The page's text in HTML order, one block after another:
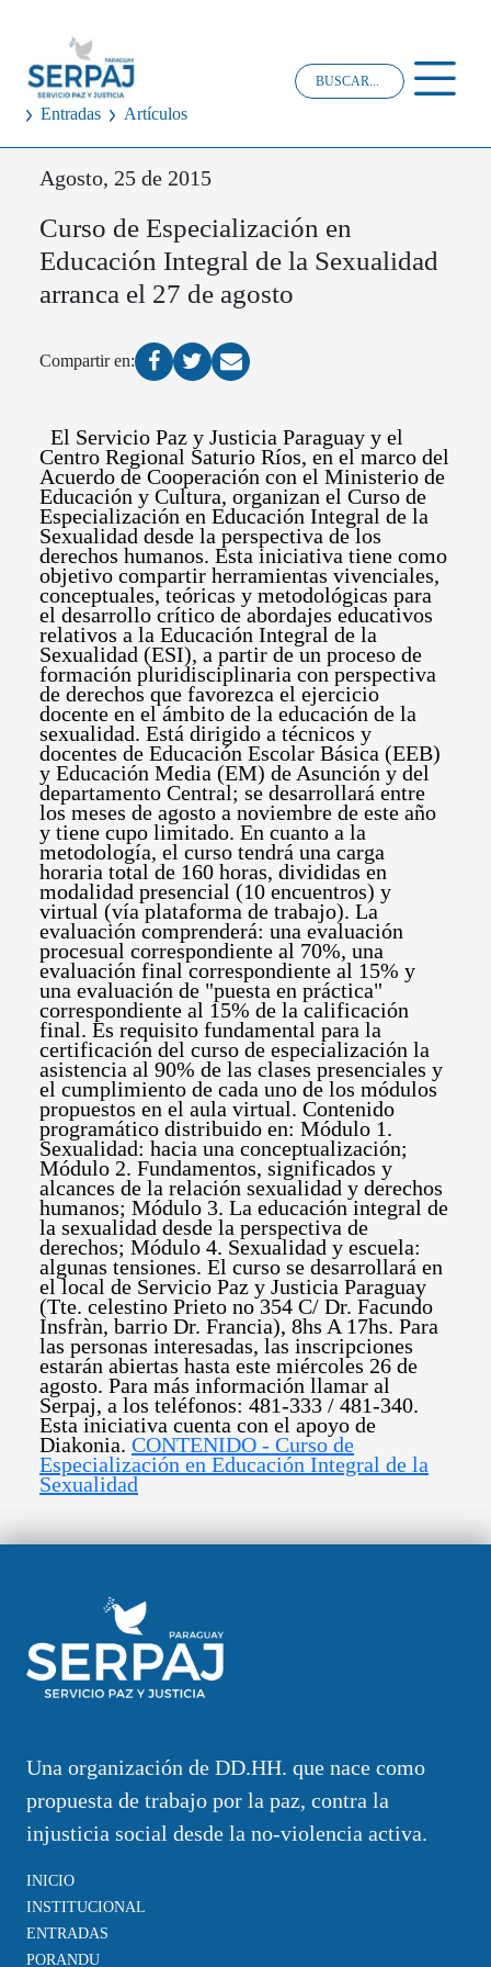
Entradas Artículos
Agosto, 25 de 2015
Curso de Especialización en
Educación Integral de la Sexualidad
arranca el 27 de agosto
Compartir en:
El Servicio Paz y Justicia Paraguay y el
Centro Regional Saturio Ríos, en el marco del
Acuerdo de Cooperación con el Ministerio de
Educación y Cultura, organizan el Curso de
Especialización en Educación Integral de la
Sexualidad desde la perspectiva de los
derechos humanos. Esta iniciativa tiene como
objetivo compartir herramientas vivenciales,
conceptuales, teóricas y metodológicas para
el desarrollo crítico de abordajes educativos
relativos a la Educación Integral de la
Sexualidad (ESI), a partir de un proceso de
formación pluridisciplinaria con perspectiva
de derechos que favorezca el ejercicio
docente en el ámbito de la educación de la
sexualidad. Está dirigido a técnicos y
docentes de Educación Escolar Básica (EEB)
y Educación Media (EM) de Asunción y del
departamento Central; se desarrollará entre
los meses de agosto a noviembre de este año
y tiene cupo limitado. En cuanto a la
metodología, el curso tendrá una carga
horaria total de 160 horas, divididas en
modalidad presencial (10 encuentros) y
virtual (vía plataforma de trabajo). La
evaluación comprenderá: una evaluación
procesual correspondiente al 70%, una
evaluación final correspondiente al 15% y
una evaluación de "puesta en práctica"
correspondiente al 15% de la calificación
final. Es requisito fundamental para la
certificación del curso de especialización la
asistencia al 90% de las clases presenciales y
el cumplimiento de cada uno de los módulos
propuestos en el aula virtual. Contenido
programático distribuido en: Módulo 1.
Sexualidad: hacia una conceptualización;
Módulo 2. Fundamentos, significados y
alcances de la relación sexualidad y derechos
humanos; Módulo 3. La educación integral de
la sexualidad desde la perspectiva de
derechos; Módulo 4. Sexualidad y escuela:
algunas tensiones. El curso se desarrollará en
el local de Servicio Paz y Justicia Paraguay
(Tte. celestino Prieto no 354 C/ Dr. Facundo
Insfràn, barrio Dr. Francia), 8hs A 17hs. Para
las personas interesadas, las inscripciones
estarán abiertas hasta este miércoles 26 de
agosto. Para más información llamar al
Serpaj, a los teléfonos: 481-333 / 481-340.
Esta iniciativa cuenta con el apoyo de
Diakonia. CONTENIDO - Curso de
Especialización en Educación Integral de la
Sexualidad
Una organización de DD.HH. que nace como
propuesta de trabajo por la paz, contra la
injusticia social desde la no-violencia activa.
INICIO
INSTITUCIONAL
ENTRADAS
PORANDU